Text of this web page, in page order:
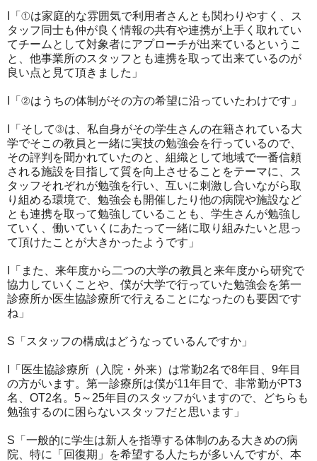
I「①は家庭的な雰囲気で利用者さんとも関わりやすく、ス
タッフ同士も仲が良く情報の共有や連携が上手く取れてい
てチームとして対象者にアプローチが出来ているというこ
と、他事業所のスタッフとも連携を取って出来ているのが
良い点と見て頂きました」
I「②はうちの体制がその方の希望に沿っていたわけです」
I「そして③は、私自身がその学生さんの在籍されている大
学でそこの教員と一緒に実技の勉強会を行っているので、
その評判を聞かれていたのと、組織として地域で一番信頼
される施設を目指して質を向上させることをテーマに、ス
タッフそれぞれが勉強を行い、互いに刺激し合いながら取
り組める環境で、勉強会も開催したり他の病院や施設など
とも連携を取って勉強していることも、学生さんが勉強し
ていく、働いていくにあたって一緒に取り組みたいと思っ
て頂けたことが大きかったようです」
I「また、来年度から二つの大学の教員と来年度から研究で
協力していくことや、僕が大学で行っていた勉強会を第一
診療所か医生協診療所で行えることになったのも要因です
ね」
S「スタッフの構成はどうなっているんですか」
I「医生協診療所（入院・外来）は常勤2名で8年目、9年目
の方がいます。第一診療所は僕が11年目で、非常勤がPT3
名、OT2名。5～25年目のスタッフがいますので、どちらも
勉強するのに困らないスタッフだと思います」
S「一般的に学生は新人を指導する体制のある大きめの病
院、特に「回復期」を希望する人たちが多いんですが、本